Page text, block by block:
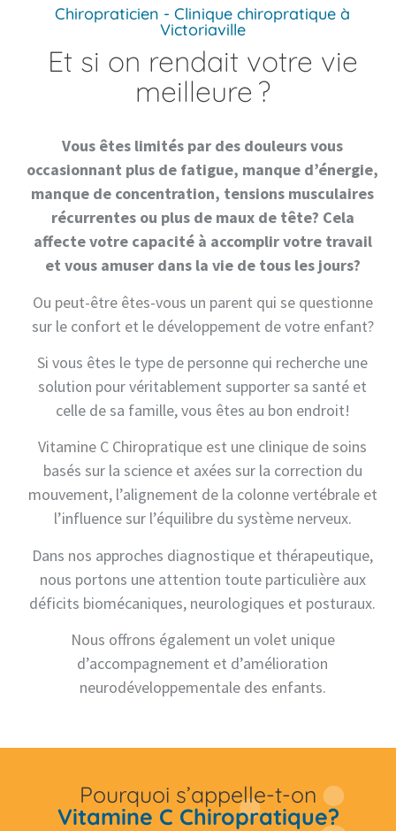
Chiropraticien - Clinique chiropratique à
Victoriaville
Et si on rendait votre vie
meilleure ?
Vous êtes limités par des douleurs vous
occasionnant plus de fatigue, manque d’énergie,
manque de concentration, tensions musculaires
récurrentes ou plus de maux de tête? Cela
affecte votre capacité à accomplir votre travail
et vous amuser dans la vie de tous les jours?
Ou peut-être êtes-vous un parent qui se questionne
sur le confort et le développement de votre enfant?
Si vous êtes le type de personne qui recherche une
solution pour véritablement supporter sa santé et
celle de sa famille, vous êtes au bon endroit!
Vitamine C Chiropratique est une clinique de soins
basés sur la science et axées sur la correction du
mouvement, l’alignement de la colonne vertébrale et
l’influence sur l’équilibre du système nerveux.
Dans nos approches diagnostique et thérapeutique,
nous portons une attention toute particulière aux
déficits biomécaniques, neurologiques et posturaux.
Nous offrons également un volet unique
d’accompagnement et d’amélioration
neurodéveloppementale des enfants.
Pourquoi s’appelle-t-on
Vitamine C Chiropratique?